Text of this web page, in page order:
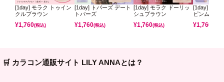
[1day] モラク トゥイン
クルブラウン
¥1,760(税込)
[1day] トパーズ デート
トパーズ
¥1,760(税込)
[1day] モラク ドーリッ
シュブラウン
¥1,760(税込)
[1day] ミレ
ピンムーン
¥1,760
🛒 カラコン通販サイト LILY ANNAとは？